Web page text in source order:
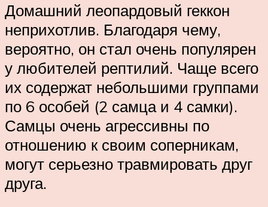
Домашний леопардовый геккон
неприхотлив. Благодаря чему,
вероятно, он стал очень популярен
у любителей рептилий. Чаще всего
их содержат небольшими группами
по 6 особей (2 самца и 4 самки).
Самцы очень агрессивны по
отношению к своим соперникам,
могут серьезно травмировать друг
друга.